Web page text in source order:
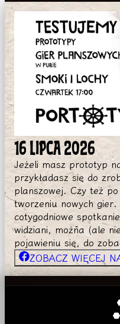
16 LIPCA 2026
Jeżeli masz prototyp
przykładasz się do
planszowej. Czy też
tworzeniu nowych
cotygodniowe
widziani, można (ale
pojawieniu się, do
ZOBACZ WIĘCEJ